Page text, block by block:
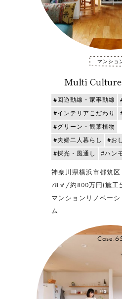
マンショ
Multi Culture
#回遊動線・家事動線
#インテリアこだわり
#グリーン・観葉植物
#夫婦二人暮らし
#お
#採光・風通し
#ハン
神奈川県横浜市都筑区
78㎡/約800万円(施工
マンションリノベー
ム